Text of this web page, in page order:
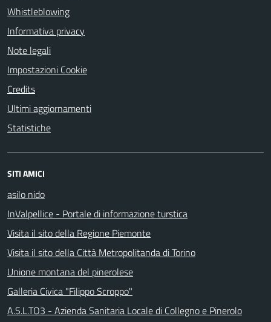
Whistleblowing
Informativa privacy
Note legali
Impostazioni Cookie
Credits
Ultimi aggiornamenti
Statistiche
SITI AMICI
asilo nido
InValpellice - Portale di informazione turstica
Visita il sito della Regione Piemonte
Visita il sito della Città Metropolitanda di Torino
Unione montana del pinerolese
Galleria Civica "Filippo Scroppo"
A.S.L.TO3 - Azienda Sanitaria Locale di Collegno e Pinerolo